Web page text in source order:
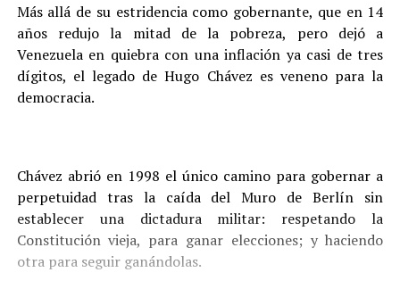
Más allá de su estridencia como gobernante, que en 14
años redujo la mitad de la pobreza, pero dejó a
Venezuela en quiebra con una inflación ya casi de tres
dígitos, el legado de Hugo Chávez es veneno para la
democracia.
Chávez abrió en 1998 el único camino para gobernar a
perpetuidad tras la caída del Muro de Berlín sin
establecer una dictadura militar: respetando la
Constitución vieja, para ganar elecciones; y haciendo
otra para seguir ganándolas.